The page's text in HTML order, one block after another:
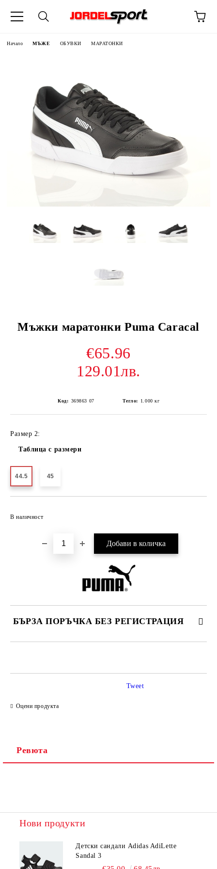
Начало МЪЖЕ ОБУВКИ МАРАТОНКИ
Мъжки маратонки Puma Caracal
€65.96
129.01лв.
Код: 369863 07 Тегло: 1.000 кг
Размер 2:
Таблица с размери
44.5 45
В наличност
БЪРЗА ПОРЪЧКА БЕЗ РЕГИСТРАЦИЯ
Оцени продукта
Tweet
Ревюта
Нови продукти
Детски сандали Adidas AdiLette
Sandal 3